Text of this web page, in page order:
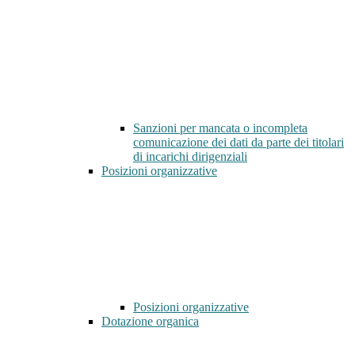
Sanzioni per mancata o incompleta
comunicazione dei dati da parte dei titolari
di incarichi dirigenziali
Posizioni organizzative
Posizioni organizzative
Dotazione organica